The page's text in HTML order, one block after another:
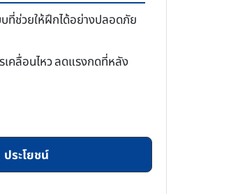
ที่ช่วยให้ฝึกได้อย่างปลอดภัย
คลื่อนไหว ลดแรงกดที่หลัง
ประโยชน์